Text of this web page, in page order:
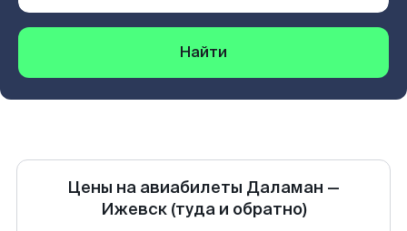
Найти
Цены на авиабилеты Даламан —
Ижевск (туда и обратно)